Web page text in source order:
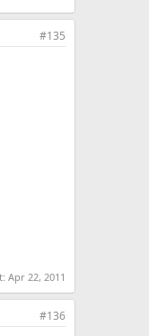
#135
Apr 22, 2011
#136